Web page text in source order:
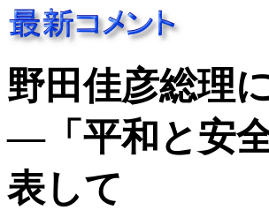
野田佳彦総理
―「平和と安
表して